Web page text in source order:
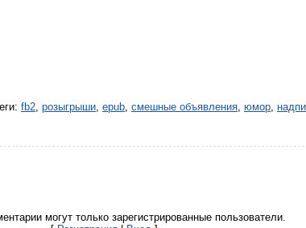
: fb2, розыгрыши, epub, смешные объявления, юмор,
могут только зарегистрированные пользователи.